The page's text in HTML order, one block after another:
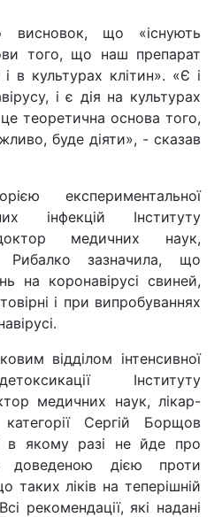
висновок, що «існують
того, що наш препарат
в культурах клітин». «Є і
і є дія на культурах
теоретична основа того,
буде діяти», - сказав
експериментальної
інфекцій Інституту
медичних наук,
Рибалко зазначила, що
на коронавірусі свиней,
і при випробуваннях
відділом інтенсивної
Інституту
медичних наук, лікар-
Сергій Борщов
в якому разі не йде про
дією проти
таких ліків на теперішній
рекомендації, які надані